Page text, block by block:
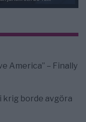
America” – Finally
krig borde avgöra